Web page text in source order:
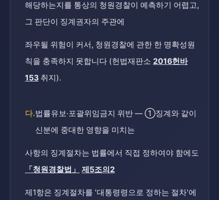
해당하는지를 통상의 청원경찰이 예측하기 어렵고,
그 판단이 징계권자의 주관에
좌우될 위험이 커서, 청원경찰에 관한 한 명확성원
칙을 충족하지 못합니다 (헌법재판소 2016헌바
153 취지).
다.법률유보·포괄위임금지 위반 — ①징계와 같이
신분에 중대한 영향을 미치는
사항의 징계절차는 법률에서 직접 정하여야 함에도
「청원경찰법」
제5조의2
제1항은 징계절차를 '대통령령으로 정하는 절차'에